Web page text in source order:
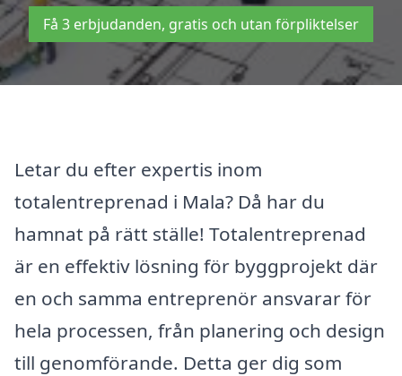
Få 3 erbjudanden, gratis och utan förpliktelser
Letar du efter expertis inom
totalentreprenad i Mala? Då har du
hamnat på rätt ställe! Totalentreprenad
är en effektiv lösning för byggprojekt där
en och samma entreprenör ansvarar för
hela processen, från planering och design
till genomförande. Detta ger dig som